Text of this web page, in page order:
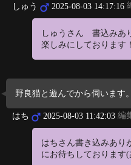
しゅう 2025-08-03 14:17:16
しゅうさん 書込みあ
楽しみにしております
野良猫と遊んでから伺います。
はち 2025-08-03 11:42:03 編
はちさん書き込みあり
にお待ちしておりま